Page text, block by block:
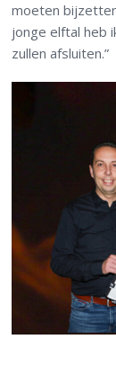
moeten
jonge elftal heb
zullen afsluiten.”